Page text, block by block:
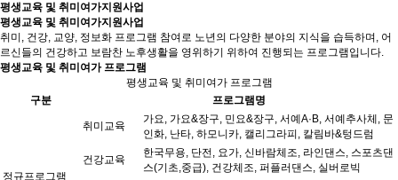
평생교육 및 취미여가지원사업
평생교육 및 취미여가지원사업
취미, 건강, 교양, 정보화 프로그램 참여로 노년의 다양한 분야의 지식을 습득하며, 어
르신들의 건강하고 보람찬 노후생활을 영위하기 위하여 진행되는 프로그램입니다.
평생교육 및 취미여가 프로그램
평생교육 및 취미여가 프로그램
구분
프로그램명
정규프로그램
취미교육
가요, 가요&장구, 민요&장구, 서예A·B, 서예추사체, 문
인화, 난타, 하모니카, 캘리그라피, 칼림바&텅드럼
건강교육
한국무용, 단전, 요가, 신바람체조, 라인댄스, 스포츠댄
스(기초,중급), 건강체조, 퍼플러댄스, 실버로빅